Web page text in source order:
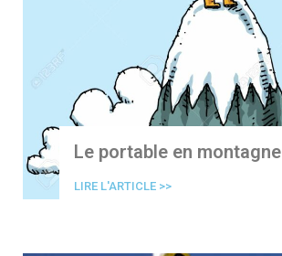
Le portable en montagne
LIRE L'ARTICLE >>